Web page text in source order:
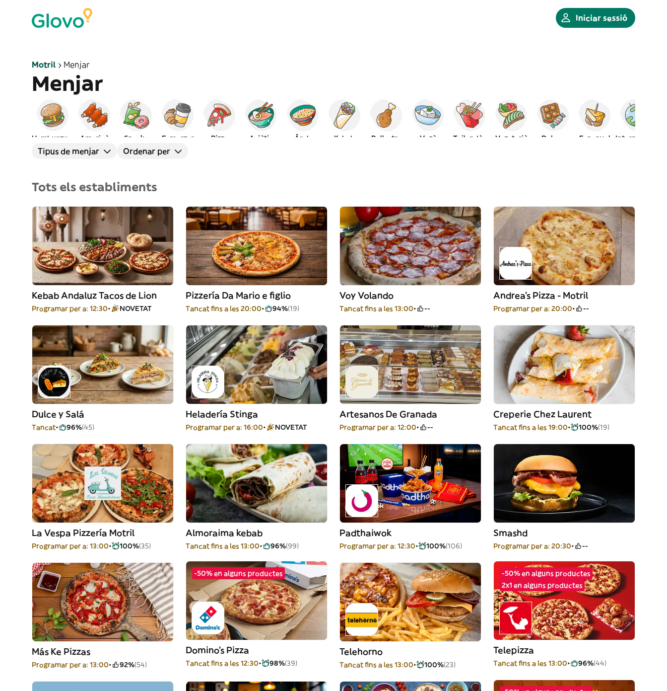
Iniciar sessió
Motril Menjar
Menjar
Americà Snacks Esmorzar Pizza Asiàtic Àrab Kebab Pollastre Vegà Tailandès Vegetarià Dolços Espanyol
Tipus de menjar Ordenar per
Tots els establiments
Kebab Andaluz Tacos de Lion
Programar per a: 12:30 NOVETAT
Pizzería Da Mario e figlio
Tancat fins a les 20:00 94%(19)
Voy Volando
Tancat fins a les 13:00 --
Andrea's Pizza - Motril
Programar per a: 20:00 --
Dulce y Salá
Tancat 96%(45)
Heladería Stinga
Programar per a: 16:00 NOVETAT
Artesanos De Granada
Programar per a: 12:00 --
Creperie Chez Laurent
Tancat fins a les 19:00 100%(19)
La Vespa Pizzería Motril
Programar per a: 13:00 100%(35)
Almoraima kebab
Tancat fins a les 13:00 96%(99)
Padthaiwok
Programar per a: 12:30 100%(106)
Smashd
Programar per a: 20:30 --
Más Ke Pizzas
Programar per a: 13:00 92%(54)
-50% en alguns productes
Domino's Pizza
Tancat fins a les 12:30 98%(39)
Telehorno
Tancat fins a les 13:00 100%(23)
-50% en alguns productes
2x1 en alguns productes
Telepizza
Tancat fins a les 13:00 96%(44)